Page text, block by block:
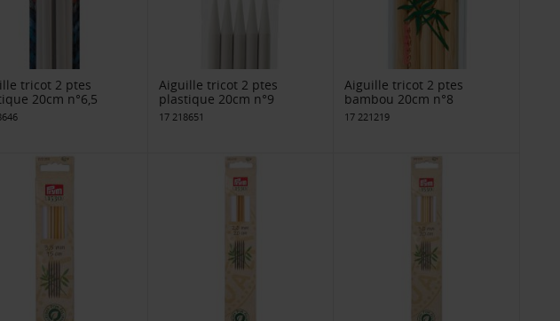
tricot 2 ptes
20cm n°6,5
Aiguille tricot 2 ptes
plastique 20cm n°9
17 218651
Aiguille tricot 2 ptes
bambou 20cm n°8
17 221219